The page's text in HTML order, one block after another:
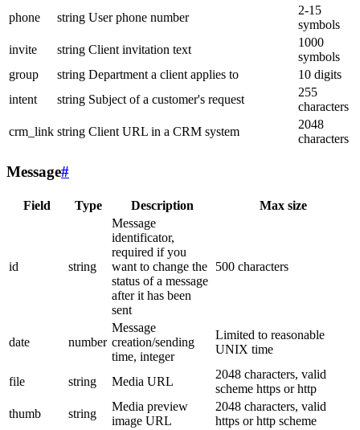
phone
string User phone number
2-15
symbols
invite
string Client invitation text
1000
symbols
group
string Department a client applies to
10 digits
intent
string Subject of a customer's request
255
characters
crm_link string Client URL in a CRM system
2048
characters
Message#
Field Type Description Max size
id string
Message
identificator,
required if you
want to change the
status of a message
after it has been
sent
500 characters
date number
Message
creation/sending
time, integer
Limited to reasonable
UNIX time
file string Media URL
2048 characters, valid
scheme https or http
thumb
string
Media preview
image URL
2048 characters, valid
https or http scheme